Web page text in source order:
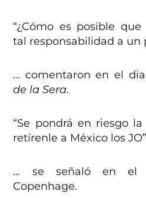
“¿Cómo es posible
tal responsabilidad a un
… comentaron en el
de la Sera.
“Se pondrá en riesgo
retírenle a México los JO”
… se señaló en el
Copenhage.